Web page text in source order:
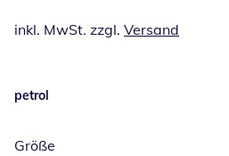
inkl. MwSt. zzgl. Versand
petrol
Größe